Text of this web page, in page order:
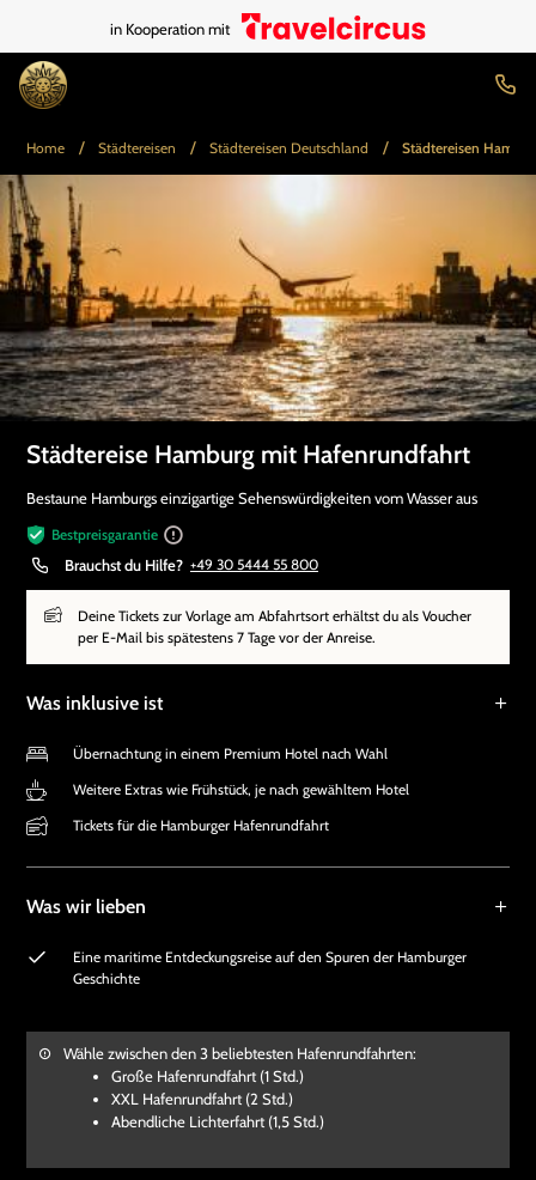
in Kooperation mit
Home / Städtereisen / Städtereisen Deutschland / Städtereisen
Städtereise Hamburg mit Hafenrundfahrt
Bestaune Hamburgs einzigartige Sehenswürdigkeiten vom Wasser aus
Bestpreisgarantie
Brauchst du Hilfe? +49 30 5444 55 800
Deine Tickets zur Vorlage am Abfahrtsort erhältst du als Voucher
per E-Mail bis spätestens 7 Tage vor der Anreise.
Was inklusive ist
Übernachtung in einem Premium Hotel nach Wahl
Weitere Extras wie Frühstück, je nach gewähltem Hotel
Tickets für die Hamburger Hafenrundfahrt
Was wir lieben
Eine maritime Entdeckungsreise auf den Spuren der Hamburger
Geschichte
Wähle zwischen den 3 beliebtesten Hafenrundfahrten:
Große Hafenrundfahrt (1 Std.)
XXL Hafenrundfahrt (2 Std.)
Abendliche Lichterfahrt (1,5 Std.)